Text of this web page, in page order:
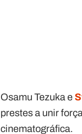
Osamu Tezuka e
prestes a unir
cinematográfica.